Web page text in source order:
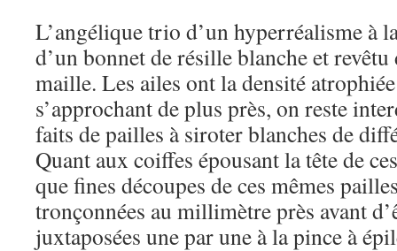
L’angélique trio d’un hyperréalisme à
d’un bonnet de résille blanche et revêtu
maille. Les ailes ont la densité
s’approchant de plus près, on reste
faits de pailles à siroter blanches de
Quant aux coiffes épousant la tête de
que fines découpes de ces mêmes
tronçonnées au millimètre près avant
juxtaposées une par une à la pince à